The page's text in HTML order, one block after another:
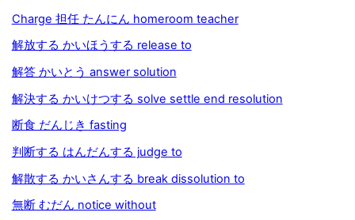
Charge 担任 たんにん homeroom teacher
解放する かいほうする release to
解答 かいとう answer solution
解決する かいけつする solve settle end resolution
断食 だんじき fasting
判断する はんだんする judge to
解散する かいさんする break dissolution to
無断 むだん notice without